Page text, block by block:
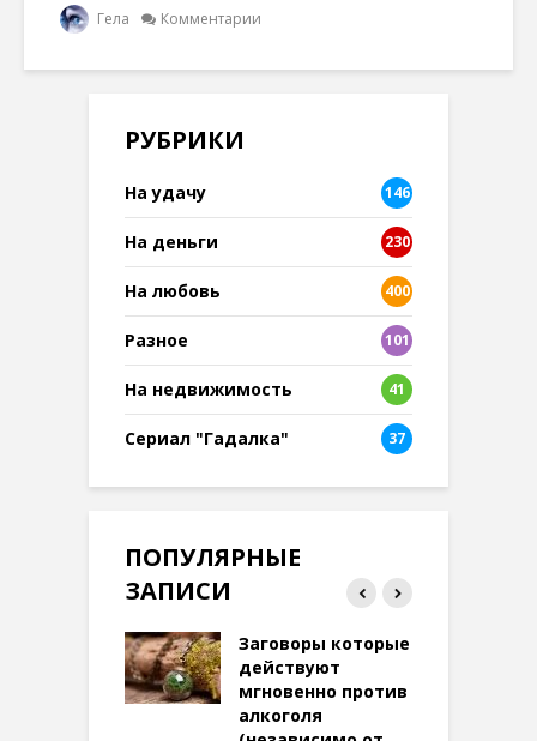
Гела Комментарии
РУБРИКИ
На удачу 146
На деньги 230
На любовь 400
Разное
101
8
На недвижимость 41
Сериал "Гадалка" 37
ПОПУЛЯРНЫЕ
ЗАПИСИ
Заговоры которые
действуют
мгновенно против
алкоголя